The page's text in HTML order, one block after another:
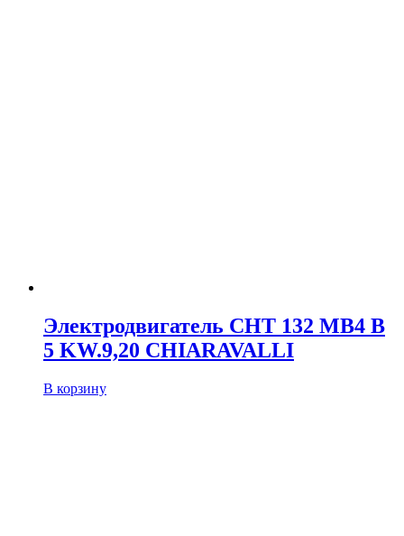
Электродвигатель CHT 132 MB4 B
5 KW.9,20 CHIARAVALLI
В корзину